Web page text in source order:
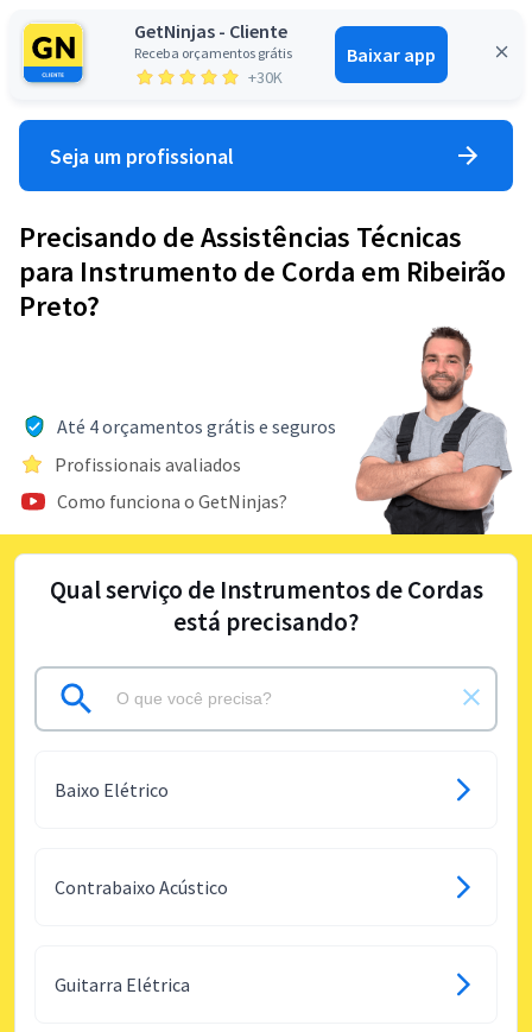
GetNinjas - Cliente
Receba orçamentos grátis
+30K
Baixar app
Entrar
Seja um profissional
Precisando de Assistências Técnicas
para Instrumento de Corda em Ribeirão
Preto?
Até 4 orçamentos grátis e seguros
Profissionais avaliados
Como funciona o GetNinjas?
Qual serviço de Instrumentos de Cordas
está precisando?
Baixo Elétrico
Contrabaixo Acústico
Guitarra Elétrica